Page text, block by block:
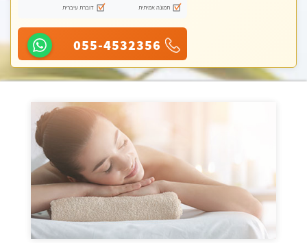
תמונה אמיתית
דוברת עיברית
055-4532356